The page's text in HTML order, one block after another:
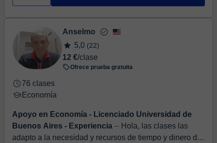
Anselmo
5,0 (22)
12 €/clase
Ofrece prueba gratuita
76 clases
Economía
Apoyo en Economía - Licenciado Universidad de
Buenos Aires - Experiencia ⏤ Hola, las clases las
adapto a la necesidad y recursos de tiempo y dinero del